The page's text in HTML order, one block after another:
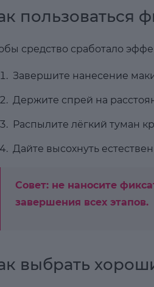
пользоваться
средство сработало
Завершите нанесение
Держите спрей на
Распылите лёгкий туман
Дайте высохнуть
Совет: не наносите
завершения всех этапов.
выбрать